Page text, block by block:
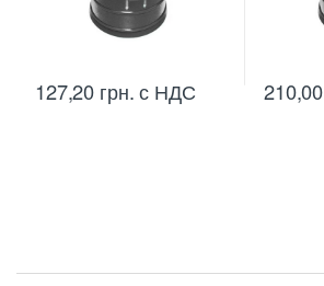
127,20 грн.с НДС 210,00